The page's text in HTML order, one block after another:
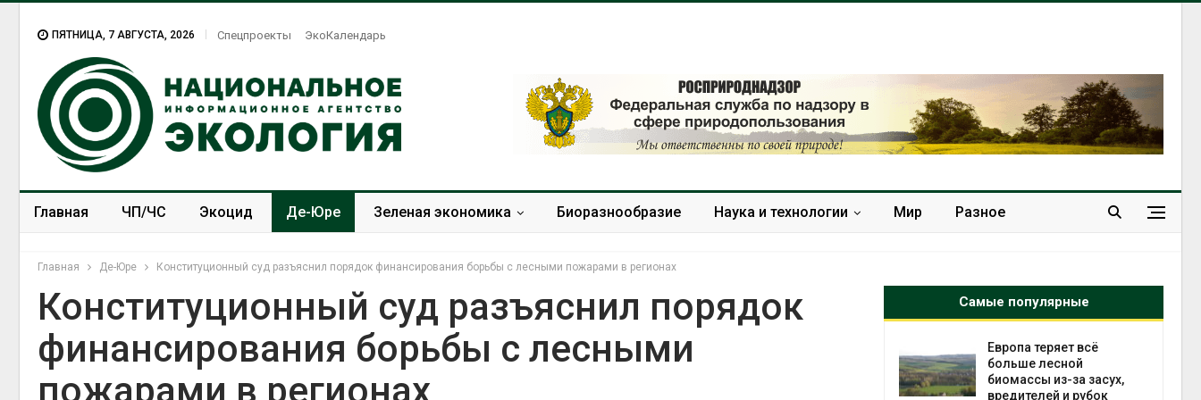
ПЯТНИЦА, 7 АВГУСТА, 2026 Спецпроекты ЭкоКалендарь
Главная ЧП/ЧС Экоцид Де-Юре Зеленая экономика Биоразнообразие Наука и технологии Мир Разное
Главная Де-Юре Конституционный суд разъяснил порядок финансирования борьбы с лесными пожарами в регионах
Конституционный суд разъяснил порядок
финансирования борьбы с лесными
пожарами в регионах
Самые популярные
Геосинтетика на
полигоне: как меняется
обращения с отходами
Минприроды
потребовало ускорить
Геосинтетика на
полигоне: как меняется
инфраструктура
обращения с отходами